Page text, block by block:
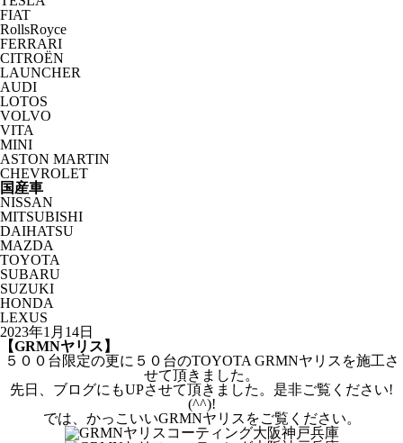
FIAT
RollsRoyce
FERRARI
CITROËN
LAUNCHER
AUDI
LOTOS
VOLVO
VITA
MINI
ASTON MARTIN
CHEVROLET
国産車
NISSAN
MITSUBISHI
DAIHATSU
MAZDA
TOYOTA
SUBARU
SUZUKI
HONDA
LEXUS
2023年1月14日
【GRMNヤリス】
５００台限定の更に５０台のTOYOTA GRMNヤリスを施工さ
せて頂きました。
先日、ブログにもUPさせて頂きました。是非ご覧ください!
(^^)!
では、かっこいいGRMNヤリスをご覧ください。